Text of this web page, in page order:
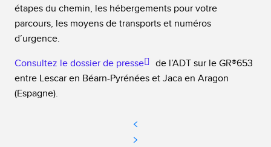
étapes du chemin, les hébergements pour votre
parcours, les moyens de transports et numéros
d’urgence.
Consultez le dossier de presse
de l’ADT sur le GR®653
entre Lescar en Béarn-Pyrénées et Jaca en Aragon
(Espagne).